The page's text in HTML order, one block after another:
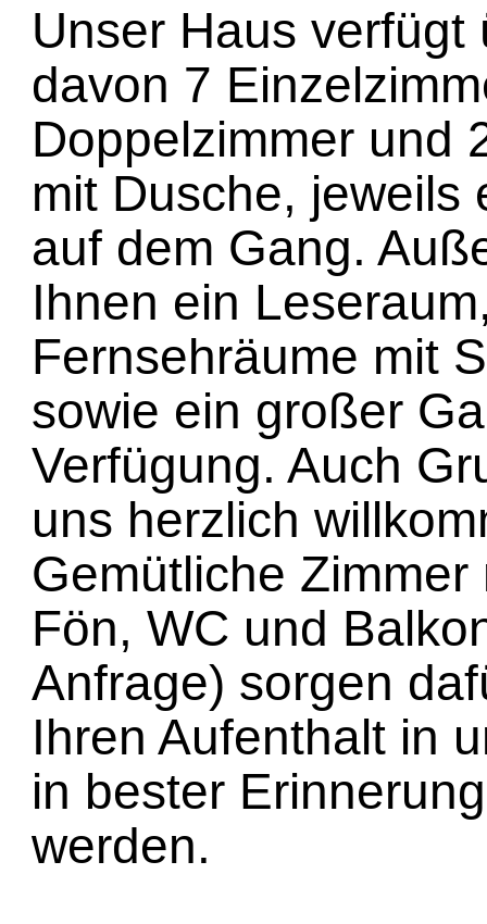
Unser Haus
davon 7
Doppelzimmer und
mit Dusche, jeweils
auf dem Gang.
Ihnen ein
Fernsehräume mit
sowie ein großer
Verfügung. Auch
uns herzlich
Gemütliche
Fön, WC und
Anfrage) sorgen
Ihren Aufenthalt in
in bester
werden.